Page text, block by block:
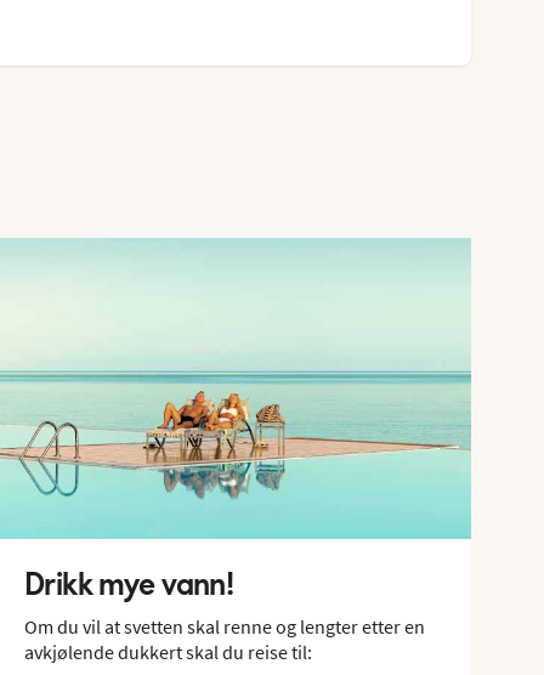
Drikk mye vann!
Om du vil at svetten skal renne og lengter etter en
avkjølende dukkert skal du reise til: